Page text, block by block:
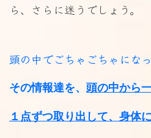
ら、さらに迷うでしょう。
頭の中でごちゃごちゃにな
その情報達を、 頭の中から
１点ずつ取り出して、身体